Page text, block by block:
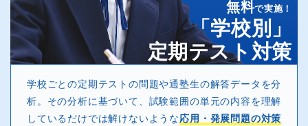
無料で実施！
「学校別」
定期テスト対策
学校ごとの定期テストの問題や通塾生の解答データを分
析。その分析に基づいて、試験範囲の単元の内容を理解
しているだけでは解けないような応用・発展問題の対策